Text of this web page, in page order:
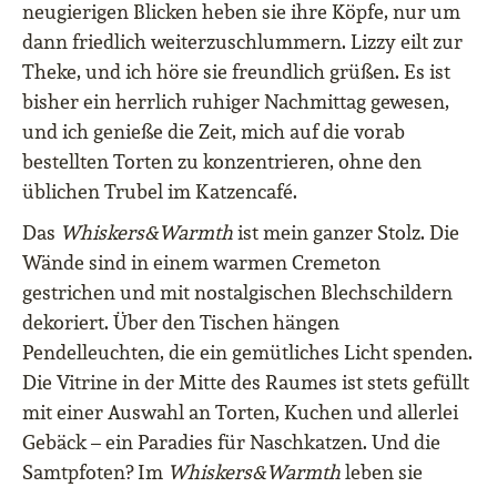
neugierigen Blicken heben sie ihre Köpfe, nur um
dann friedlich weiterzuschlummern. Lizzy eilt zur
Theke, und ich höre sie freundlich grüßen. Es ist
bisher ein herrlich ruhiger Nachmittag gewesen,
und ich genieße die Zeit, mich auf die vorab
bestellten Torten zu konzentrieren, ohne den
üblichen Trubel im Katzencafé.
Das Whiskers&Warmthist mein ganzer Stolz. Die
Wände sind in einem warmen Cremeton
gestrichen und mit nostalgischen Blechschildern
dekoriert. Über den Tischen hängen
Pendelleuchten, die ein gemütliches Licht spenden.
Die Vitrine in der Mitte des Raumes ist stets gefüllt
mit einer Auswahl an Torten, Kuchen und allerlei
Gebäck – ein Paradies für Naschkatzen. Und die
Samtpfoten? Im Whiskers&Warmthleben sie